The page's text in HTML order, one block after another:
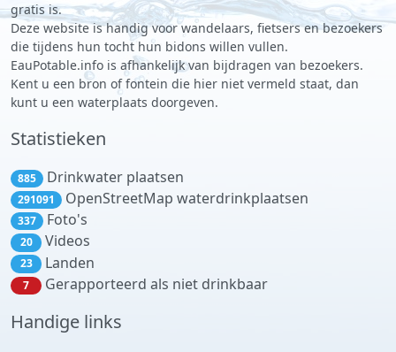
gratis is.
Deze website is handig voor wandelaars, fietsers en bezoekers
die tijdens hun tocht hun bidons willen vullen.
EauPotable.info is afhankelijk van bijdragen van bezoekers.
Kent u een bron of fontein die hier niet vermeld staat, dan
kunt u een waterplaats doorgeven.
Statistieken
885 Drinkwater plaatsen
291091 OpenStreetMap waterdrinkplaatsen
337 Foto's
20 Videos
23 Landen
7 Gerapporteerd als niet drinkbaar
Handige links